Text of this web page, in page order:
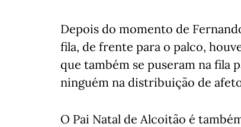
Depois do momento de
fila, de frente para o palco,
que também se puseram na fila
ninguém na distribuição de
O Pai Natal de Alcoitão é